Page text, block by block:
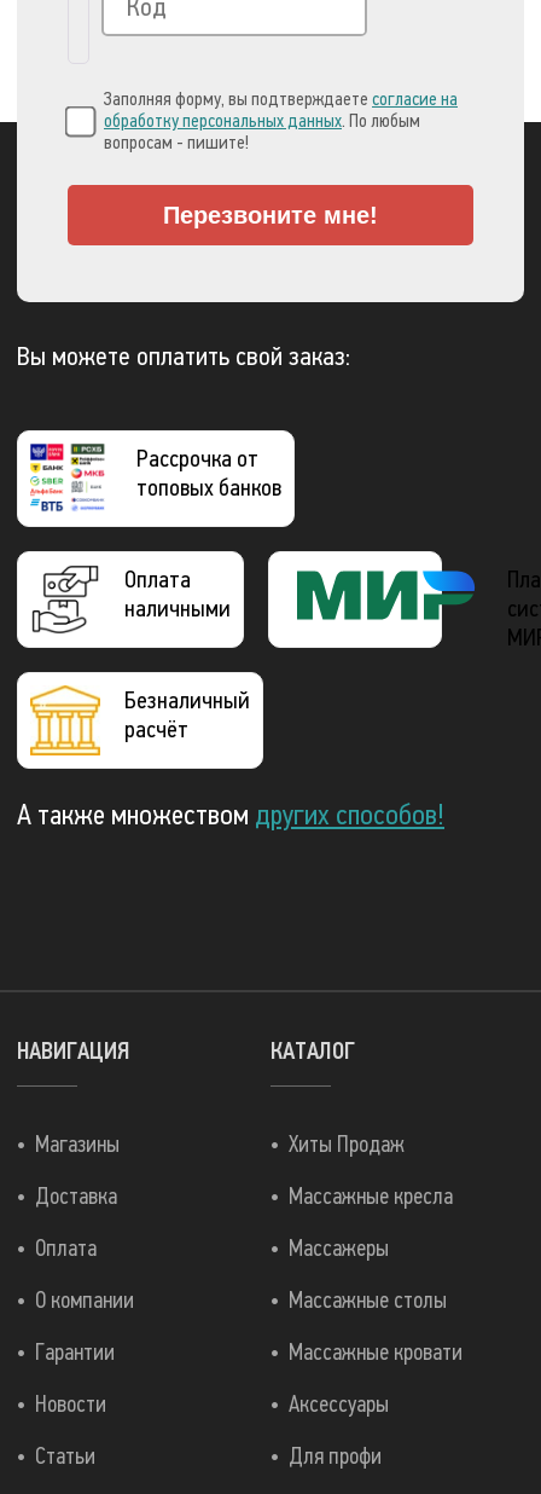
Заполняя форму, вы подтверждаете согласие на
обработку персональных данных. По любым
вопросам - пишите!
Перезвоните мне!
Вы можете оплатить свой заказ:
Рассрочка от
топовых банков
Оплата
наличными
Безналичный
расчёт
А также множеством других способов!
КАТАЛОГ
Хиты Продаж
Массажные кресла
Массажеры
Массажные столы
Массажные кровати
Аксессуары
Для профи
НАВИГАЦИЯ
Магазины
Доставка
Оплата
О компании
Гарантии
Новости
Статьи